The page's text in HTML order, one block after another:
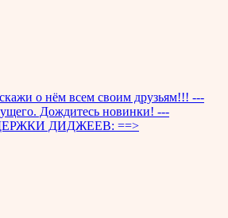
о нём всем своим друзьям!!! ---
Дождитесь новинки! ---
ДИДЖЕЕВ: ==>